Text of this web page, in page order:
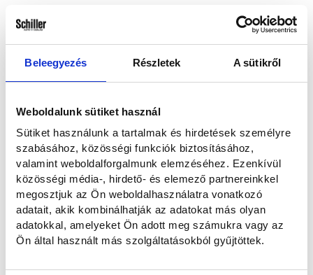
Beleegyezés Részletek A sütikről
Weboldalunk sütiket használ
Sütiket használunk a tartalmak és hirdetések személyre
szabásához, közösségi funkciók biztosításához,
valamint weboldalforgalmunk elemzéséhez. Ezenkívül
közösségi média-, hirdető- és elemező partnereinkkel
megosztjuk az Ön weboldalhasználatra vonatkozó
adatait, akik kombinálhatják az adatokat más olyan
adatokkal, amelyeket Ön adott meg számukra vagy az
Ön által használt más szolgáltatásokból gyűjtöttek.
Emailben és telefonon Telefonon
Elolvastam és hozzájárulok a személyes adataim kezeléséhez az
Adatvédelmi nyilatkozatban foglaltaknak megfelelően.
Szeretnék feliratkozni a hírlevélre.